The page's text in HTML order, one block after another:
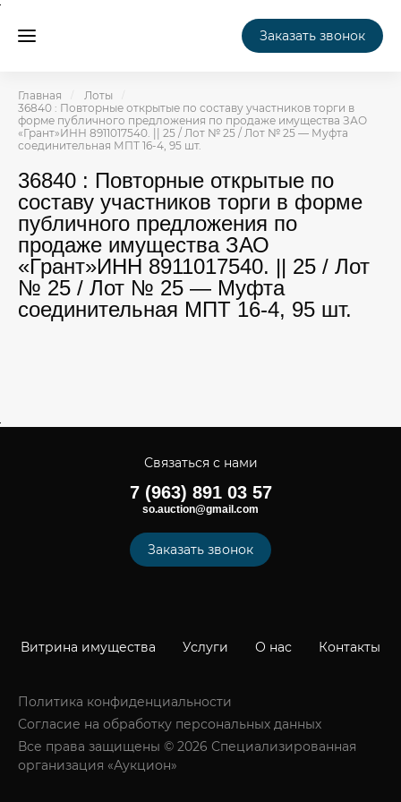
Заказать звонок
Главная
Лоты
36840 : Повторные открытые по составу участников торги в
форме публичного предложения по продаже имущества ЗАО
«Грант»ИНН 8911017540. || 25 / Лот № 25 / Лот № 25 — Муфта
соединительная МПТ 16-4, 95 шт.
36840 : Повторные открытые по
составу участников торги в форме
публичного предложения по
продаже имущества ЗАО
«Грант»ИНН 8911017540. || 25 / Лот
№ 25 / Лот № 25 — Муфта
соединительная МПТ 16-4, 95 шт.
Витрина имущества Услуги О нас Контакты
Политика конфиденциальности
Согласие на обработку персональных данных
Все права защищены © 2026 Специализированная
организация «Аукцион»
Связаться с нами
7 (963) 891 03 57
so.auction@gmail.com
Заказать звонок